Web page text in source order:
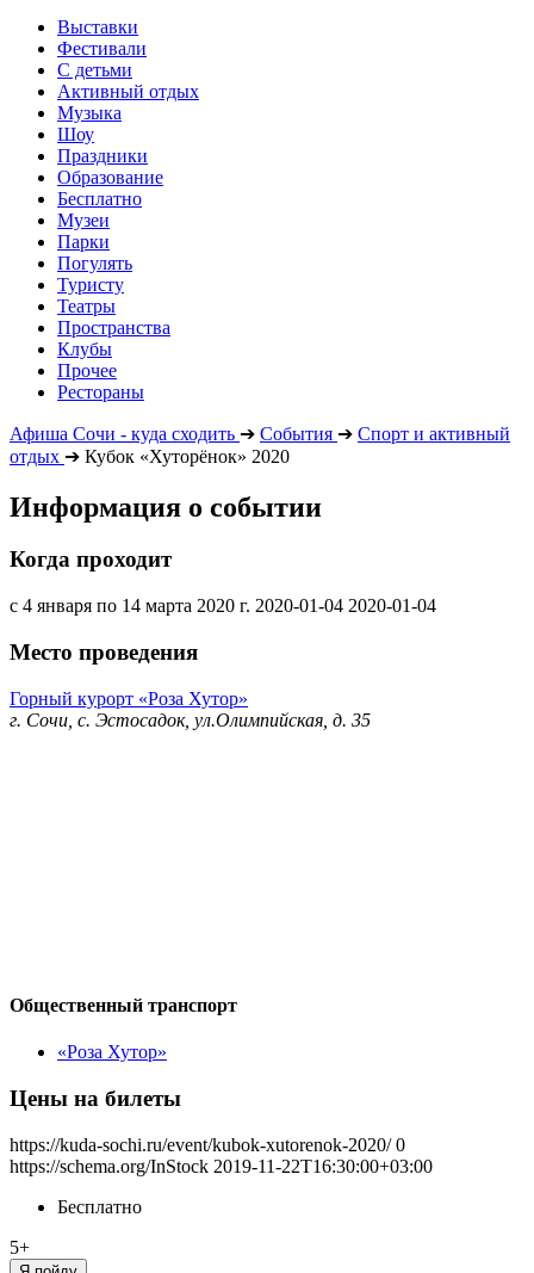
Выставки
Фестивали
С детьми
Активный отдых
Музыка
Шоу
Праздники
Образование
Бесплатно
Музеи
Парки
Погулять
Туристу
Театры
Пространства
Клубы
Прочее
Рестораны
Афиша Сочи - куда сходить ➔ События ➔ Спорт и активный
отдых ➔ Кубок «Хуторёнок» 2020
Информация о событии
Когда проходит
с 4 января по 14 марта 2020 г. 2020-01-04 2020-01-04
Место проведения
Горный курорт «Роза Хутор»
г. Сочи, с. Эстосадок, ул.Олимпийская, д. 35
Общественный транспорт
«Роза Хутор»
Цены на билеты
https://kuda-sochi.ru/event/kubok-xutorenok-2020/ 0
https://schema.org/InStock 2019-11-22T16:30:00+03:00
Бесплатно
5+